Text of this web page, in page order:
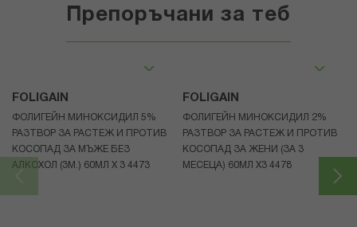
Препоръчани за теб
FOLIGAIN
ФОЛИГЕЙН МИНОКСИДИЛ 5%
РАЗТВОР ЗА РАСТЕЖ И ПРОТИВ
КОСОПАД ЗА МЪЖЕ БЕЗ
АЛКОХОЛ (3М.) 60МЛ X 3 4473
FOLIGAIN
ФОЛИГЕЙН МИНОКСИДИЛ 2%
РАЗТВОР ЗА РАСТЕЖ И ПРОТИВ
КОСОПАД ЗА ЖЕНИ (ЗА 3
МЕСЕЦА) 60МЛ X3 4478